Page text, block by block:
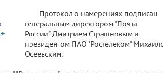
Протокол о намерениях подписан
генеральным директором "Почта
России" Дмитрием Страшновым и
президентом ПАО "Ростелеком"
Осеевским.